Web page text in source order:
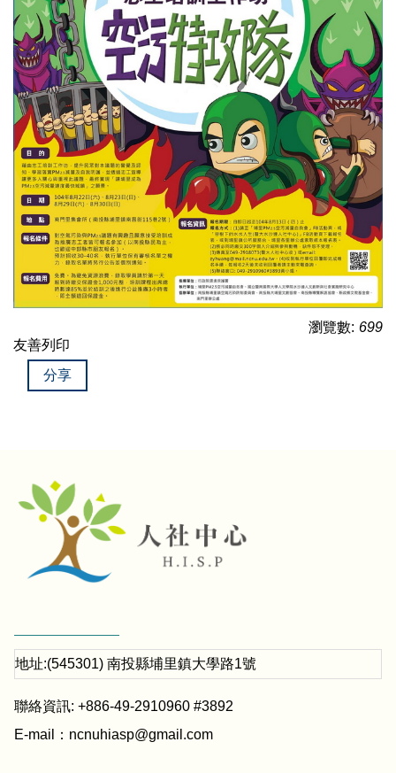
瀏覽數: 699
友善列印
分享
地址:(545301) 南投縣埔里鎮大學路1號
聯絡資訊: +886-49-2910960 #3892
E-mail： ncnuhiasp@gmail.com